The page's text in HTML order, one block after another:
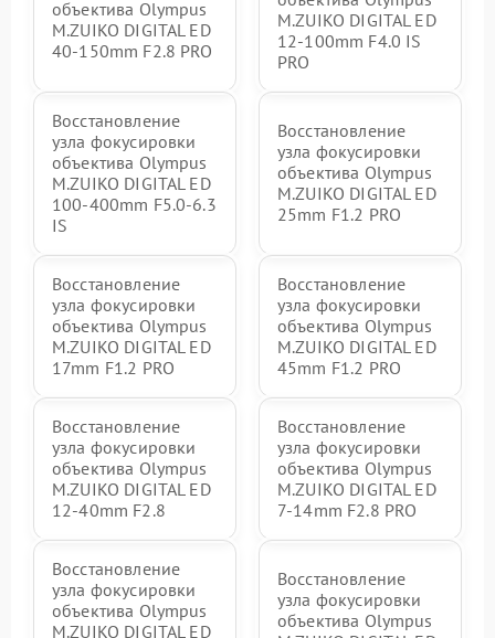
объектива Olympus
M.ZUIKO DIGITAL ED
40-150mm F2.8 PRO
M.ZUIKO DIGITAL ED
12‑100mm F4.0 IS
PRO
Восстановление
узла фокусировки
объектива Olympus
M.ZUIKO DIGITAL ED
100-400mm F5.0-6.3
IS
Восстановление
узла фокусировки
объектива Olympus
M.ZUIKO DIGITAL ED
25mm F1.2 PRO
Восстановление
узла фокусировки
объектива Olympus
M.ZUIKO DIGITAL ED
17mm F1.2 PRO
Восстановление
узла фокусировки
объектива Olympus
M.ZUIKO DIGITAL ED
45mm F1.2 PRO
Восстановление
узла фокусировки
объектива Olympus
M.ZUIKO DIGITAL ED
12-40mm F2.8
Восстановление
узла фокусировки
объектива Olympus
M.ZUIKO DIGITAL ED
7-14mm F2.8 PRO
Восстановление
узла фокусировки
объектива Olympus
M.ZUIKO DIGITAL ED
Восстановление
узла фокусировки
объектива Olympus